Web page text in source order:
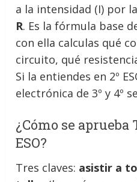
a la intensidad (I) por
R. Es la fórmula base
con ella calculas qué
circuito, qué
Si la entiendes en 2º
electrónica de 3º y 4º
¿Cómo se aprueba
ESO?
Tres claves: asistir a